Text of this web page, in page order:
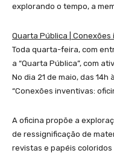
explorando o tempo, a
Quarta Pública |
Toda quarta-feira, com
a “Quarta Pública”, com
No dia 21 de maio, das
“Conexões inventivas:
A oficina propõe a
de ressignificação de
revistas e papéis